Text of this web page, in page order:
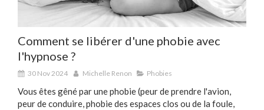
Comment se libérer d'une phobie avec
l'hypnose ?
30 Nov 2024 Michelle Renon Phobies
Vous êtes gêné par une phobie (peur de prendre l'avion,
peur de conduire, phobie des espaces clos ou de la foule,